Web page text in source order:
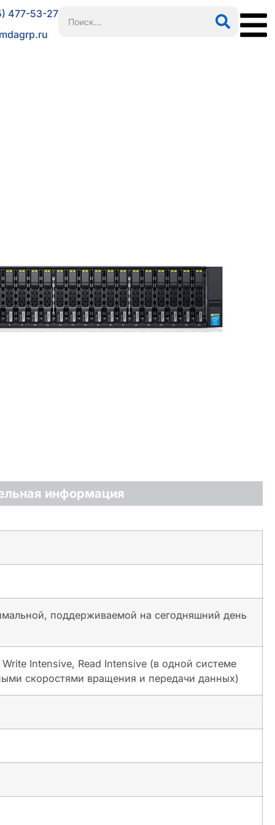
477-53-27
информация
поддерживаемой на сегодняшний день
Intensive, Read Intensive (в одной системе
скоростями вращения и передачи данных)